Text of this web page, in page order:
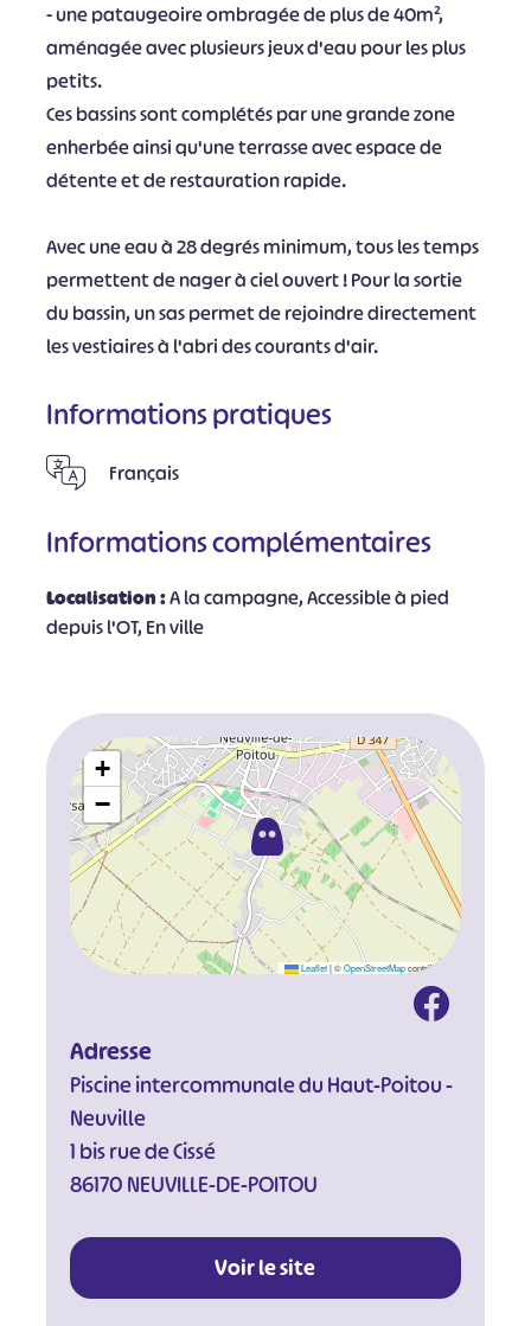
- une pataugeoire ombragée de plus de 40m²,
aménagée avec plusieurs jeux d'eau pour les plus
petits.
Ces bassins sont complétés par une grande zone
enherbée ainsi qu'une terrasse avec espace de
détente et de restauration rapide.
Avec une eau à 28 degrés minimum, tous les temps
permettent de nager à ciel ouvert ! Pour la sortie
du bassin, un sas permet de rejoindre directement
les vestiaires à l'abri des courants d'air.
Informations pratiques
Français
Informations complémentaires
Localisation :A la campagne, Accessible à pied
depuis l'OT, En ville
+
−
Leaflet |©OpenStreetMapcontributors
Adresse
Piscine intercommunale du Haut-Poitou -
Neuville
1 bis rue de Cissé
86170 NEUVILLE-DE-POITOU
Voir le site